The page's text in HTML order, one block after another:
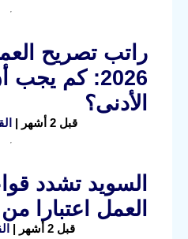
راتب تصريح
2026: كم
الأدنى؟
قبل 2 أشهر |
السويد تشدد
العمل اعتبارا من
قبل 2 أشهر |